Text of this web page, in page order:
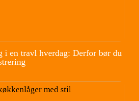
i en travl hverdag: Derfor bør du